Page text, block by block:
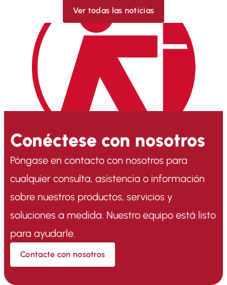
Ver todas las noticias
Conéctese con nosotros
Póngase en contacto con nosotros para
cualquier consulta, asistencia o información
sobre nuestros productos, servicios y
soluciones a medida. Nuestro equipo está listo
para ayudarle.
Contacte con nosotros